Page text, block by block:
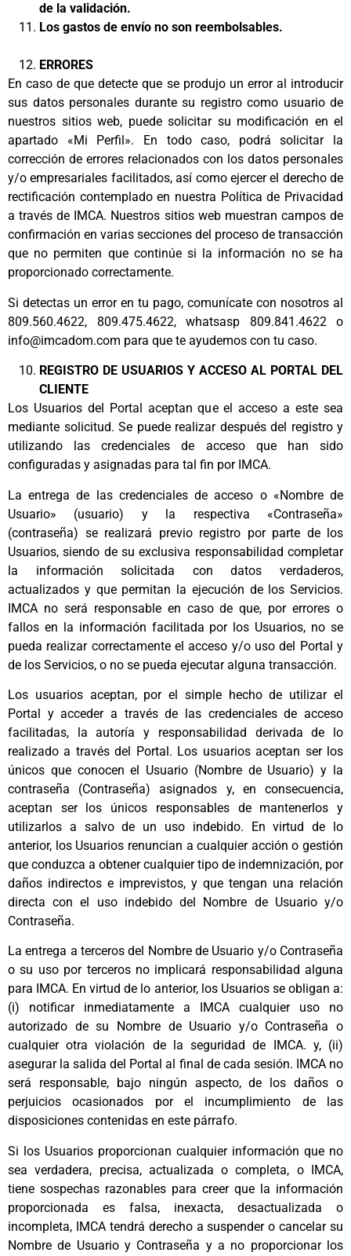
de la validación.
Los gastos de envío no son reembolsables.
ERRORES
En caso de que detecte que se produjo un error al introducir
sus datos personales durante su registro como usuario de
nuestros sitios web, puede solicitar su modificación en el
apartado «Mi Perfil». En todo caso, podrá solicitar la
corrección de errores relacionados con los datos personales
y/o empresariales facilitados, así como ejercer el derecho de
rectificación contemplado en nuestra Política de Privacidad
a través de IMCA. Nuestros sitios web muestran campos de
confirmación en varias secciones del proceso de transacción
que no permiten que continúe si la información no se ha
proporcionado correctamente.
Si detectas un error en tu pago, comunícate con nosotros al
809.560.4622, 809.475.4622, whatsasp 809.841.4622 o
info@imcadom.com para que te ayudemos con tu caso.
REGISTRO DE USUARIOS Y ACCESO AL PORTAL DEL
CLIENTE
Los Usuarios del Portal aceptan que el acceso a este sea
mediante solicitud. Se puede realizar después del registro y
utilizando las credenciales de acceso que han sido
configuradas y asignadas para tal fin por IMCA.
La entrega de las credenciales de acceso o «Nombre de
Usuario» (usuario) y la respectiva «Contraseña»
(contraseña) se realizará previo registro por parte de los
Usuarios, siendo de su exclusiva responsabilidad completar
la información solicitada con datos verdaderos,
actualizados y que permitan la ejecución de los Servicios.
IMCA no será responsable en caso de que, por errores o
fallos en la información facilitada por los Usuarios, no se
pueda realizar correctamente el acceso y/o uso del Portal y
de los Servicios, o no se pueda ejecutar alguna transacción.
Los usuarios aceptan, por el simple hecho de utilizar el
Portal y acceder a través de las credenciales de acceso
facilitadas, la autoría y responsabilidad derivada de lo
realizado a través del Portal. Los usuarios aceptan ser los
únicos que conocen el Usuario (Nombre de Usuario) y la
contraseña (Contraseña) asignados y, en consecuencia,
aceptan ser los únicos responsables de mantenerlos y
utilizarlos a salvo de un uso indebido. En virtud de lo
anterior, los Usuarios renuncian a cualquier acción o gestión
que conduzca a obtener cualquier tipo de indemnización, por
daños indirectos e imprevistos, y que tengan una relación
directa con el uso indebido del Nombre de Usuario y/o
Contraseña.
La entrega a terceros del Nombre de Usuario y/o Contraseña
o su uso por terceros no implicará responsabilidad alguna
para IMCA. En virtud de lo anterior, los Usuarios se obligan a:
(i) notificar inmediatamente a IMCA cualquier uso no
autorizado de su Nombre de Usuario y/o Contraseña o
cualquier otra violación de la seguridad de IMCA. y, (ii)
asegurar la salida del Portal al final de cada sesión. IMCA no
será responsable, bajo ningún aspecto, de los daños o
perjuicios ocasionados por el incumplimiento de las
disposiciones contenidas en este párrafo.
Si los Usuarios proporcionan cualquier información que no
sea verdadera, precisa, actualizada o completa, o IMCA,
tiene sospechas razonables para creer que la información
proporcionada es falsa, inexacta, desactualizada o
incompleta, IMCA tendrá derecho a suspender o cancelar su
Nombre de Usuario y Contraseña y a no proporcionar los